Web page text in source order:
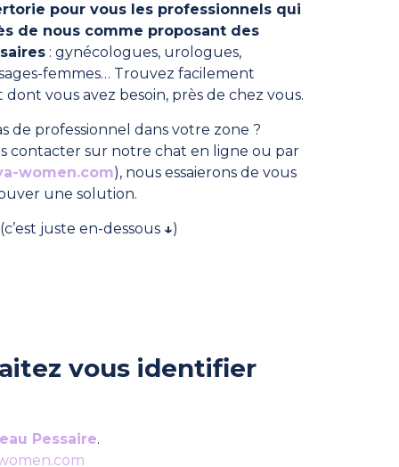
pour vous les professionnels qui
de nous comme proposant des
: gynécologues, urologues,
femmes… Trouvez facilement
dont vous avez besoin, près de chez vous.
de professionnel dans votre zone ?
contacter sur notre chat en ligne ou par
women.com), nous essaierons de vous
une solution.
juste en-dessous ↓)
vous identifier
Pessaire.